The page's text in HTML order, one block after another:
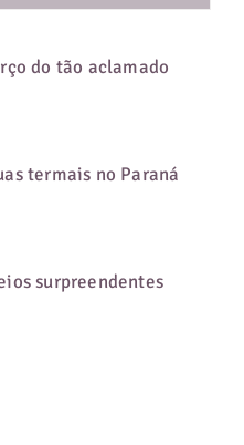
do tão aclamado
termais no Paraná
surpreendentes